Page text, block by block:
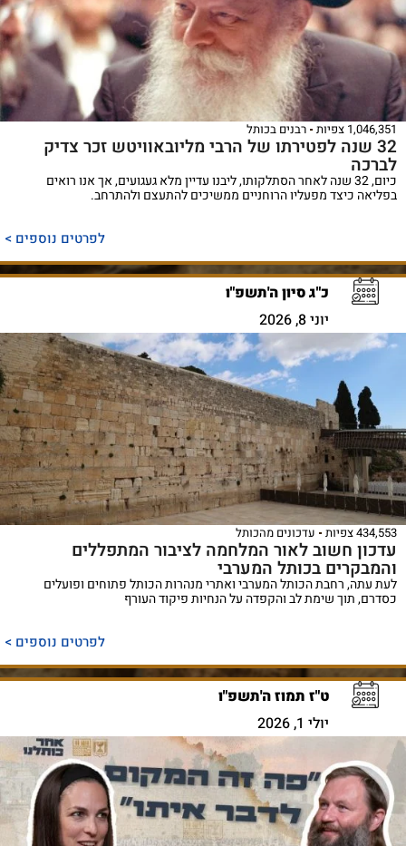
1,046,351 צפיות רבנים בכותל
32 שנה לפטירתו של הרבי מליובאוויטש זכר צדיק
לברכה
כיום, 32 שנה לאחר הסתלקותו, ליבנו עדיין מלא געגועים, אך אנו רואים
בפליאה כיצד מפעליו הרוחניים ממשיכים להתעצם ולהתרחב.
לפרטים נוספים >
כ"ג סיון ה'תשפ"ו
יוני 8, 2026
434,553 צפיות עדכונים מהכותל
עדכון חשוב לאור המלחמה לציבור המתפללים
והמבקרים בכותל המערבי
לעת עתה, רחבת הכותל המערבי ואתרי מנהרות הכותל פתוחים ופועלים
כסדרם, תוך שימת לב והקפדה על הנחיות פיקוד העורף
לפרטים נוספים >
ט"ז תמוז ה'תשפ"ו
יולי 1, 2026